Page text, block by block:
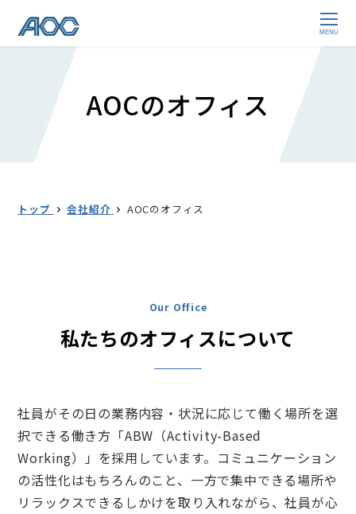
MENU
AOCのオフィス
トップ 会社紹介 AOCのオフィス
Our Office
私たちのオフィスについて
社員がその日の業務内容・状況に応じて働く場所を選
択できる働き方「ABW（Activity-Based
Working）」を採用しています。コミュニケーション
の活性化はもちろんのこと、一方で集中できる場所や
リラックスできるしかけを取り入れながら、社員が心